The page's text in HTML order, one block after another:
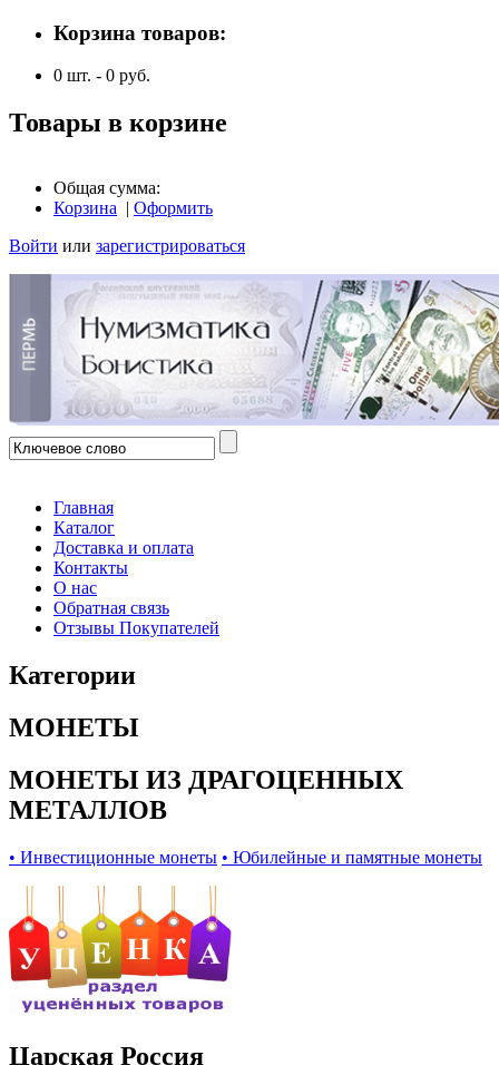
Корзина товаров:
0 шт. - 0 руб.
Товары в корзине
Общая сумма:
Корзина | Оформить
Войти или зарегистрироваться
Главная
Каталог
Доставка и оплата
Контакты
О нас
Обратная связь
Отзывы Покупателей
Категории
МОНЕТЫ
МОНЕТЫ ИЗ ДРАГОЦЕННЫХ
МЕТАЛЛОВ
• Инвестиционные монеты • Юбилейные и памятные монеты
Царская Россия